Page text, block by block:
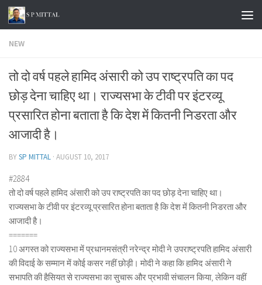
Skip to content
NEW
तो दो वर्ष पहले हामिद अंसारी को उप राष्ट्रपति का पद
छोड़ देना चाहिए था। राज्यसभा के टीवी पर इंटरव्यू
प्रसारित होना बताता है कि देश में कितनी निडरता और
आजादी है।
BYSP MITTAL · AUGUST 10, 2017
#2884
तो दो वर्ष पहले हामिद अंसारी को उप राष्ट्रपति का पद छोड़ देना चाहिए था।
राज्यसभा के टीवी पर इंटरव्यू प्रसारित होना बताता है कि देश में कितनी निडरता और
आजादी है।
=======
10 अगस्त को राज्यसभा में प्रधानमसंत्री नरेन्द्र मोदी ने उपराष्ट्रपति हामिद अंसारी
की विदाई के सम्मान में कोई कसर नहीं छोड़ी। मोदी ने कहा कि हामिद अंसारी ने
सभापति की हैसियत से राज्यसभा का सुचारू और प्रभावी संचालन किया, लेकिन वहीं